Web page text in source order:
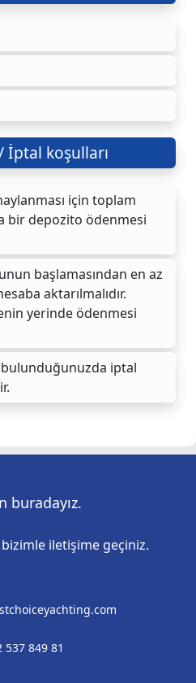
koşulları
için toplam
bir depozito ödenmesi
başlamasından en az
aktarılmalıdır.
yerinde ödenmesi
iptal
buradayız.
iletişime geçiniz.
537 849 81